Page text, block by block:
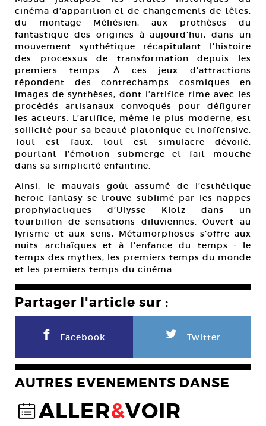
cinéma d’apparition et de changements de têtes,
du montage Méliésien, aux prothèses du
fantastique des origines à aujourd’hui, dans un
mouvement synthétique récapitulant l’histoire
des processus de transformation depuis les
premiers temps. À ces jeux d’attractions
répondent des contrechamps cosmiques en
images de synthèses, dont l’artifice rime avec les
procédés artisanaux convoqués pour défigurer
les acteurs. L’artifice, même le plus moderne, est
sollicité pour sa beauté platonique et inoffensive.
Tout est faux, tout est simulacre dévoilé,
pourtant l’émotion submerge et fait mouche
dans sa simplicité enfantine.
Ainsi, le mauvais goût assumé de l’esthétique
heroic fantasy se trouve sublimé par les nappes
prophylactiques d’Ulysse Klotz dans un
tourbillon de sensations diluviennes. Ouvert au
lyrisme et aux sens, Métamorphoses s’offre aux
nuits archaïques et à l’enfance du temps : le
temps des mythes, les premiers temps du monde
et les premiers temps du cinéma.
Partager l'article sur :
F Facebook L Twitter
AUTRES EVENEMENTS DANSE
@ALLER&VOIR